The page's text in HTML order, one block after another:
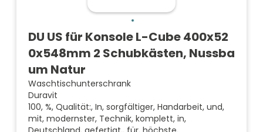
DU US für Konsole L-Cube 400x52
0x548mm 2 Schubkästen, Nussba
um Natur
Waschtischunterschrank
Duravit
100, %, Qualität:, In, sorgfältiger, Handarbeit, und,
mit, modernster, Technik, komplett, in,